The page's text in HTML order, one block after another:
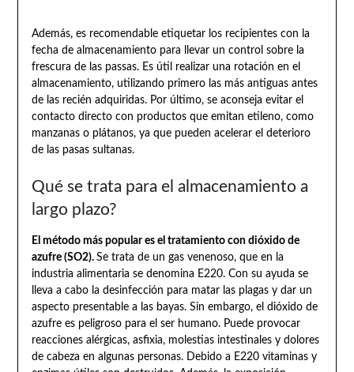
Además, es recomendable etiquetar los recipientes con la
fecha de almacenamiento para llevar un control sobre la
frescura de las passas. Es útil realizar una rotación en el
almacenamiento, utilizando primero las más antiguas antes
de las recién adquiridas. Por último, se aconseja evitar el
contacto directo con productos que emitan etileno, como
manzanas o plátanos, ya que pueden acelerar el deterioro
de las pasas sultanas.
Qué se trata para el almacenamiento a
largo plazo?
El método más popular es el tratamiento con dióxido de
azufre (SO2). Se trata de un gas venenoso, que en la
industria alimentaria se denomina E220. Con su ayuda se
lleva a cabo la desinfección para matar las plagas y dar un
aspecto presentable a las bayas. Sin embargo, el dióxido de
azufre es peligroso para el ser humano. Puede provocar
reacciones alérgicas, asfixia, molestias intestinales y dolores
de cabeza en algunas personas. Debido a E220 vitaminas y